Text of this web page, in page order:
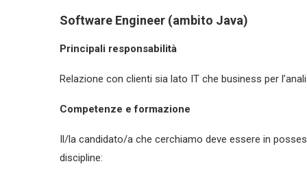
Software Engineer (ambito Java)
Principali responsabilità
Relazione con clienti sia lato IT che business per
Competenze e formazione
Il/la candidato/a che cerchiamo deve essere in
discipline: